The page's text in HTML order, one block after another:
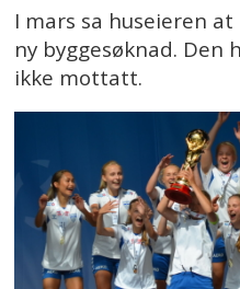
I mars sa huseieren
ny byggesøknad.
ikke mottatt.